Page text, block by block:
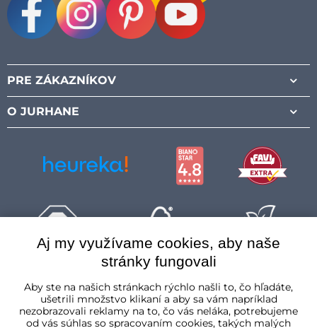
PRE ZÁKAZNÍKOV
O JURHANE
Aj my využívame cookies, aby naše
stránky fungovali
Aby ste na našich stránkach rýchlo našli to, čo hľadáte,
ušetrili množstvo klikaní a aby sa vám napríklad
nezobrazovali reklamy na to, čo vás neláka, potrebujeme
od vás súhlas so spracovaním cookies, takých malých